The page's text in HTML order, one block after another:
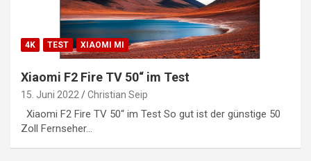
4K TEST XIAOMI MI
Xiaomi F2 Fire TV 50“ im Test
15. Juni 2022 Christian Seip
Xiaomi F2 Fire TV 50“ im Test So gut ist der günstige 50
Zoll Fernseher…